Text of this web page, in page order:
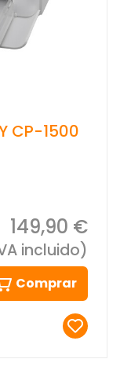
CP-1500
149,90 €
incluido)
Comprar